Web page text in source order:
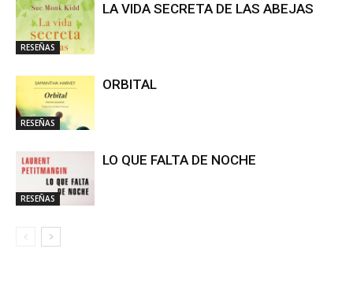
RESEÑAS
LA VIDA SECRETA DE LAS ABEJAS
RESEÑAS
ORBITAL
RESEÑAS
LO QUE FALTA DE NOCHE